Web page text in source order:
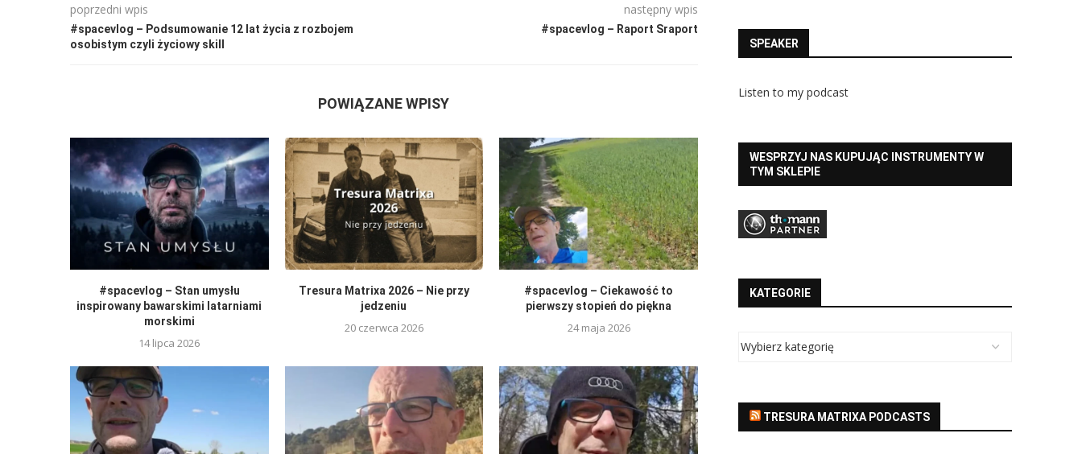
poprzedni wpis
#spacevlog – Podsumowanie 12 lat życia z rozbojem
osobistym czyli życiowy skill
następny wpis
#spacevlog – Raport Sraport
POWIĄZANE WPISY
#spacevlog – Stan umysłu
inspirowany bawarskimi latarniami
morskimi
14 lipca 2026
Tresura Matrixa 2026 – Nie przy
jedzeniu
20 czerwca 2026
#spacevlog – Ciekawość to
pierwszy stopień do piękna
24 maja 2026
SPEAKER
Listen to my podcast
WESPRZYJ NAS KUPUJĄC INSTRUMENTY W
TYM SKLEPIE
KATEGORIE
TRESURA MATRIXA PODCASTS